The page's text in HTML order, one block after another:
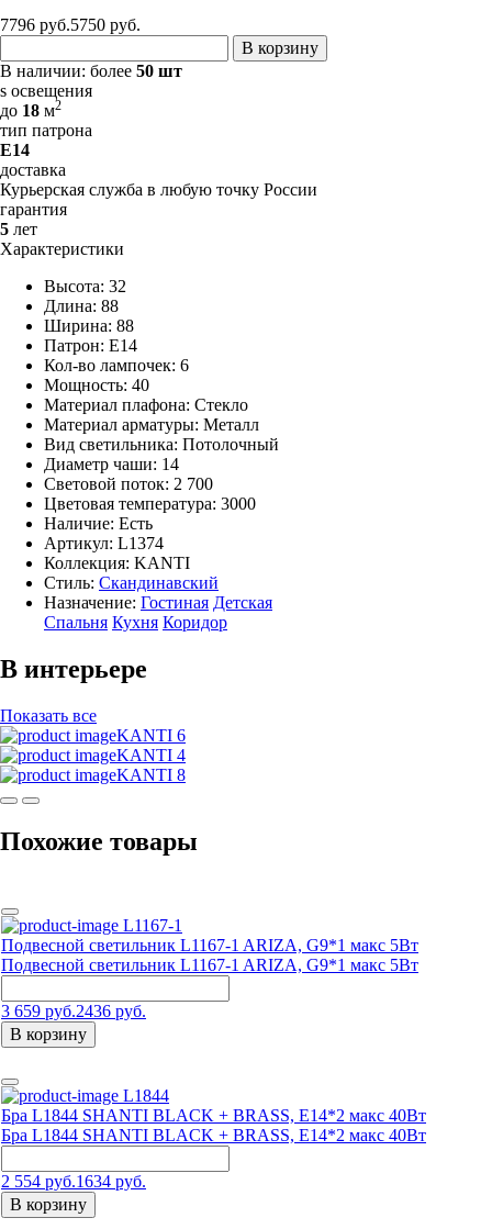
7796 руб.5750 руб.
В корзину
В наличии: более 50 шт
s освещения
до 18 м2
тип патрона
E14
доставка
Курьерская служба в любую точку России
гарантия
5 лет
Характеристики
Высота: 32
Длина: 88
Ширина: 88
Патрон: E14
Кол-во лампочек: 6
Мощность: 40
Материал плафона: Стекло
Материал арматуры: Металл
Вид светильника: Потолочный
Диаметр чаши: 14
Световой поток: 2 700
Цветовая температура: 3000
Наличие: Есть
Артикул: L1374
Коллекция: KANTI
Стиль: Скандинавский
Назначение: Гостиная Детская
Спальня Кухня Коридор
В интерьере
Показать все
KANTI 6
KANTI 4
KANTI 8
Похожие товары
L1167-1
Подвесной светильник L1167-1 ARIZA, G9*1 макс 5Вт
Подвесной светильник L1167-1 ARIZA, G9*1 макс 5Вт
3 659 руб.2436 руб.
В корзину
L1844
Бра L1844 SHANTI BLACK + BRASS, Е14*2 макс 40Вт
Бра L1844 SHANTI BLACK + BRASS, Е14*2 макс 40Вт
2 554 руб.1634 руб.
В корзину